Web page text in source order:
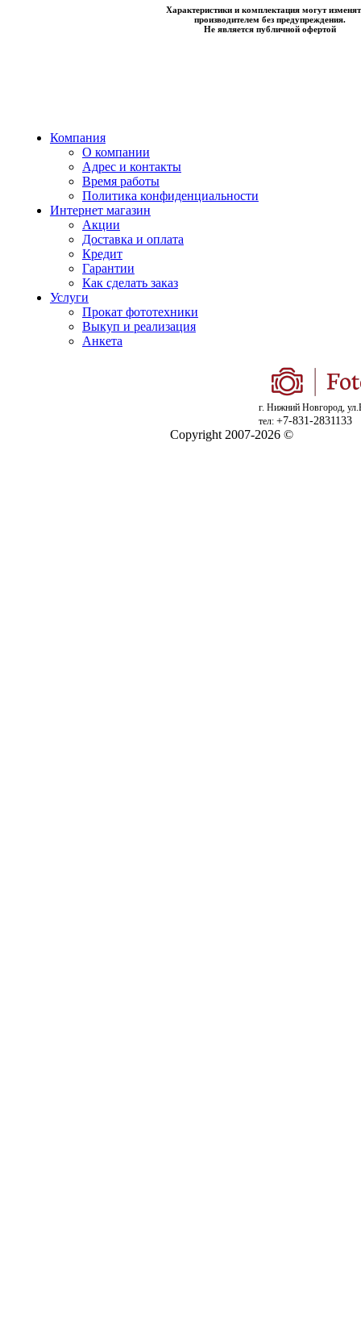
Характеристики и комплектация могут
производителем без предупреждения.
Не является публичной офертой
Компания
О компании
Адрес и контакты
Время работы
Политика конфиденциальности
Интернет магазин
Акции
Доставка и оплата
Кредит
Гарантии
Как сделать заказ
Услуги
Прокат фототехники
Выкуп и реализация
Анкета
г. Нижний Новгород,
тел: +7-831-2831133
Copyright 2007-2026 ©